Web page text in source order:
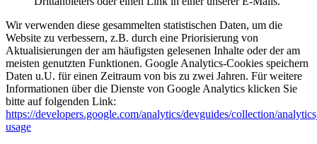
Wir verwenden diese gesammelten statistischen Daten, um die
Website zu verbessern, z.B. durch eine Priorisierung von
Aktualisierungen der am häufigsten gelesenen Inhalte oder der am
meisten genutzten Funktionen. Google Analytics-Cookies speichern
Daten u.U. für einen Zeitraum von bis zu zwei Jahren. Für weitere
Informationen über die Dienste von Google Analytics klicken Sie
bitte auf folgenden Link:
https://developers.google.com/analytics/devguides/collection/
usage